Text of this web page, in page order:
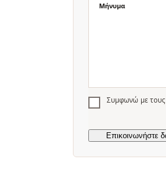
Μήνυμα
Συμφωνώ με τους